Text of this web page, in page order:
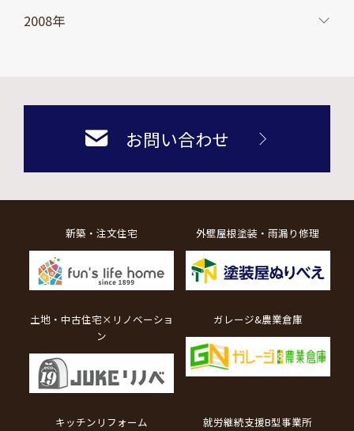
2008年
お問い合わせ
新築・注文住宅 外壁屋根塗装・雨漏り修理
土地・中古住宅×リノベーショ
ン
ガレージ&農業倉庫
キッチンリフォーム 就労継続支援B型事業所